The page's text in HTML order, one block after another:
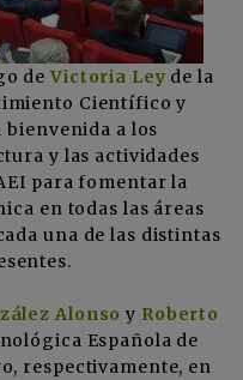
deVictoria Ley de la
Científico y
bienvenida a los
y las actividades
para fomentar la
en todas las áreas
una de las distintas
Alonso y Roberto
Española de
respectivamente, en